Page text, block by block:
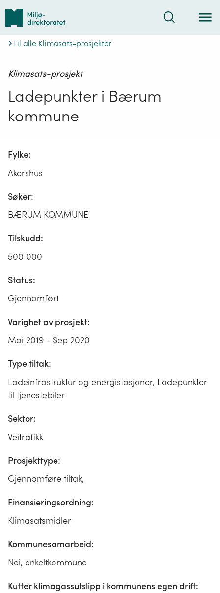
Tilbake
forsiden
Søk
Til alle Klimasats-prosjekter
Klimasats-prosjekt
Ladepunkter i Bærum
kommune
Fylke:
Akershus
Søker:
BÆRUM KOMMUNE
Tilskudd:
500 000
Status:
Gjennomført
Varighet av prosjekt:
Mai 2019 - Sep 2020
Type tiltak:
Ladeinfrastruktur og energistasjoner, Ladepunkter
til tjenestebiler
Sektor:
Veitrafikk
Prosjekttype:
Gjennomføre tiltak,
Finansieringsordning:
Klimasatsmidler
Kommunesamarbeid:
Nei, enkeltkommune
Kutter klimagassutslipp i kommunens egen drift: